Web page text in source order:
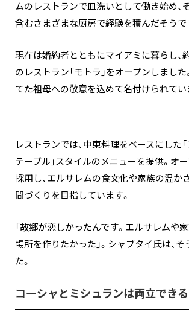
ムのレストランで皿洗いとして働き始め、
含むさまざまな厨房で経験を積んだそうで
現在は婚約者とともにマイアミに暮らし、
のレストラン「モトラ」をオープンしました
てた祖母への敬意を込めて名付けられてい
レストランでは、中東料理をベースにした「
テーブル」スタイルのメニューを提供。オ
採用し、エルサレムの食文化や家族の温か
間づくりを目指しています。
「故郷が恋しかったんです。エルサレムや
場所を作りたかった」。シャブタイ氏は、
た。
コーシャとミシュランは両立できる